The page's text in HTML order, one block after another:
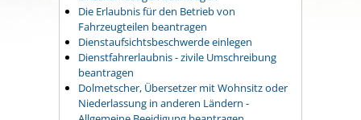
Die Erlaubnis für den Betrieb von
Fahrzeugteilen beantragen
Dienstaufsichtsbeschwerde einlegen
Dienstfahrerlaubnis - zivile Umschreibung
beantragen
Dolmetscher, Übersetzer mit Wohnsitz oder
Niederlassung in anderen Ländern -